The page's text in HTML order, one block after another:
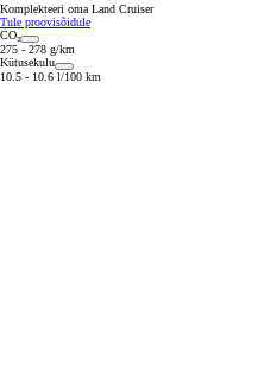
Komplekteeri oma Land Cruiser
Tule proovisõidule
CO₂
275 - 278 g/km
Kütusekulu
10.5 - 10.6 l/100 km